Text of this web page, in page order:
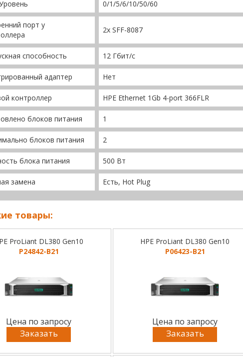
0/1/5/6/10/50/60
порт у
2x SFF-8087
способность 12 Гбит/с
адаптер Нет
контроллер HPE Ethernet 1Gb 4-port 366FLR
блоков питания 1
блоков питания 2
блока питания 500 Вт
замена Есть, Hot Plug
товары:
ProLiant DL380 Gen10
P24842-B21
Цена по запросу
Заказать
HPE ProLiant DL380 Gen10
P06423-B21
Цена по запросу
Заказать